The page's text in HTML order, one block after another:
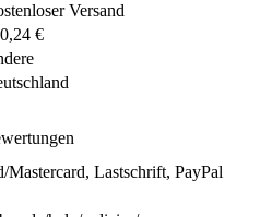
Versand
€
Mastercard, Lastschrift, PayPal